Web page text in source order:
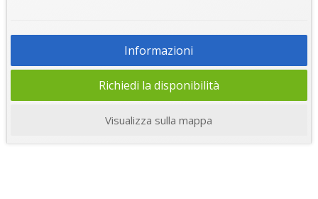
Informazioni
Richiedi la disponibilità
Visualizza sulla mappa